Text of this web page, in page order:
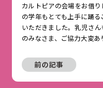
カルトピアの会場をお借
の学年もとても上手に踊
いただきました。乳児さ
のみなさま、ご協力大変あ
前の記事